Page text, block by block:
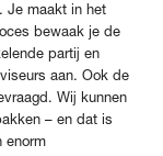
Je maakt in het
bewaak je de
partij en
aan. Ook de
Wij kunnen
– en dat is
enorm